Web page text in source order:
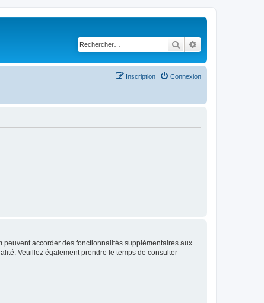
Rechercher
Connexion
Inscription
peuvent accorder des fonctionnalités supplémentaires aux
Veuillez également prendre le temps de consulter